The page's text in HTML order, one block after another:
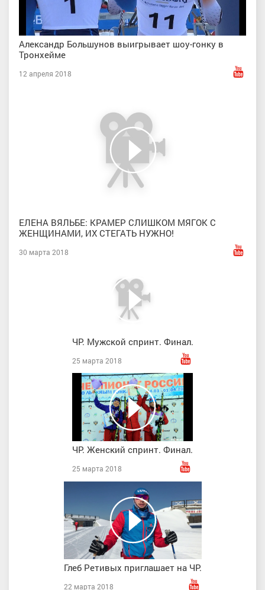
Александр Большунов выигрывает шоу-гонку в
Тронхейме
12 апреля 2018
ЕЛЕНА ВЯЛЬБЕ: КРАМЕР СЛИШКОМ МЯГОК С
ЖЕНЩИНАМИ, ИХ СТЕГАТЬ НУЖНО!
30 марта 2018
ЧР. Мужской спринт. Финал.
25 марта 2018
ЧР. Женский спринт. Финал.
25 марта 2018
Глеб Ретивых приглашает на ЧР.
22 марта 2018